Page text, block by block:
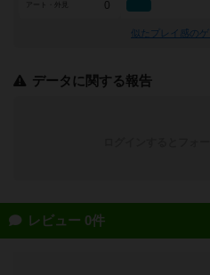
アート・外見 0
似たプレイ感の
データに関する報告
レビュー 0件